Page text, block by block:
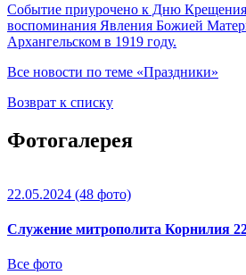
Событие приурочено к Дню
воспоминания Явления Божией
Архангельском в 1919 году.
Все новости по теме «Праздники»
Возврат к списку
Фотогалерея
22.05.2024 (48 фото)
Служение митрополита Корнилия
Все фото